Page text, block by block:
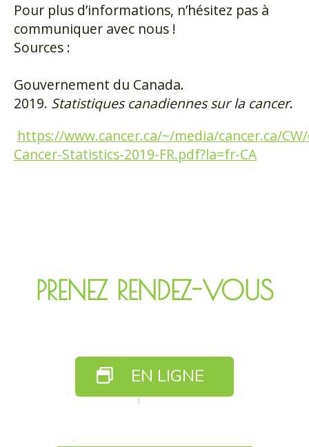
Pour plus d’informations, n’hésitez pas à
communiquer avec nous !
Sources :
Gouvernement du Canada.
2019. Statistiques canadiennes sur la cancer.
https://www.cancer.ca/~/media/cancer.ca/
Cancer-Statistics-2019-FR.pdf?la=fr-CA
PRENEZ RENDEZ-VOUS
EN LIGNE